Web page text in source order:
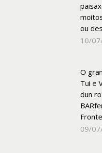
ou
10/
O
Tui e
dun
09/